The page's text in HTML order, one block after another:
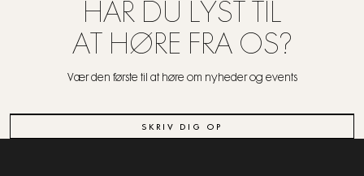
HAR DU LYST TIL
AT HØRE FRA OS?
Vær den første til at høre om nyheder og events
SKRIV DIG OP